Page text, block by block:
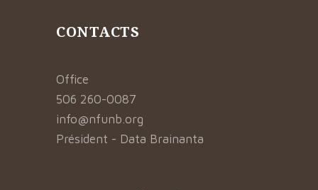
CONTACTS
Office
506 260-0087
info@nfunb.org
Président - Data Brainanta